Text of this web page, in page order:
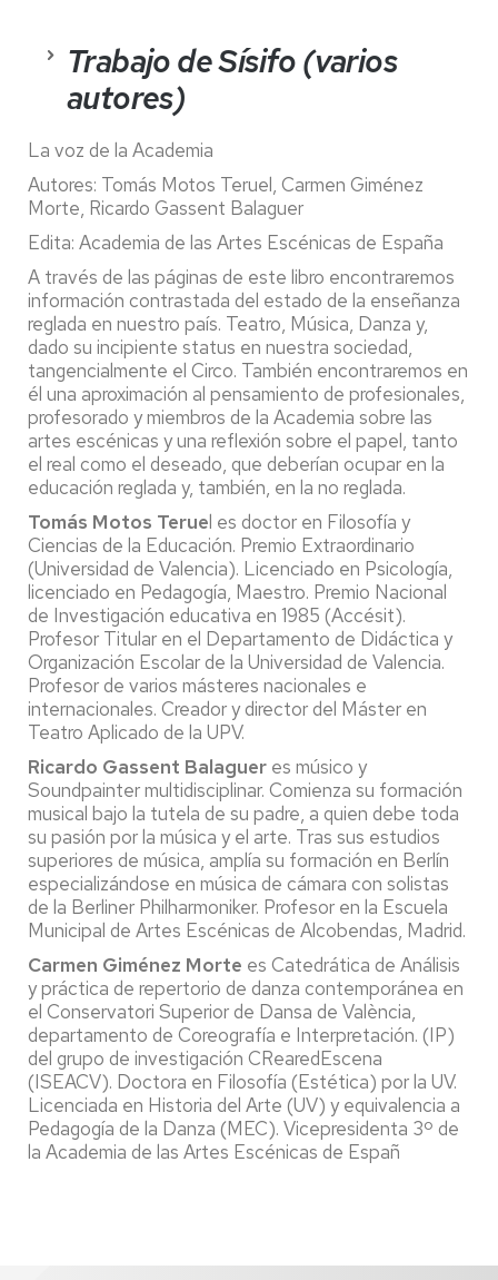
Trabajo de Sísifo (varios
autores)
La voz de la Academia
Autores: Tomás Motos Teruel, Carmen Giménez
Morte, Ricardo Gassent Balaguer
Edita: Academia de las Artes Escénicas de España
A través de las páginas de este libro encontraremos
información contrastada del estado de la enseñanza
reglada en nuestro país. Teatro, Música, Danza y,
dado su incipiente status en nuestra sociedad,
tangencialmente el Circo. También encontraremos en
él una aproximación al pensamiento de profesionales,
profesorado y miembros de la Academia sobre las
artes escénicas y una reflexión sobre el papel, tanto
el real como el deseado, que deberían ocupar en la
educación reglada y, también, en la no reglada.
Tomás Motos Teruel es doctor en Filosofía y
Ciencias de la Educación. Premio Extraordinario
(Universidad de Valencia). Licenciado en Psicología,
licenciado en Pedagogía, Maestro. Premio Nacional
de Investigación educativa en 1985 (Accésit).
Profesor Titular en el Departamento de Didáctica y
Organización Escolar de la Universidad de Valencia.
Profesor de varios másteres nacionales e
internacionales. Creador y director del Máster en
Teatro Aplicado de la UPV.
Ricardo Gassent Balaguer es músico y
Soundpainter multidisciplinar. Comienza su formación
musical bajo la tutela de su padre, a quien debe toda
su pasión por la música y el arte. Tras sus estudios
superiores de música, amplía su formación en Berlín
especializándose en música de cámara con solistas
de la Berliner Philharmoniker. Profesor en la Escuela
Municipal de Artes Escénicas de Alcobendas, Madrid.
Carmen Giménez Morte es Catedrática de Análisis
y práctica de repertorio de danza contemporánea en
el Conservatori Superior de Dansa de València,
departamento de Coreografía e Interpretación. (IP)
del grupo de investigación CRearedEscena
(ISEACV). Doctora en Filosofía (Estética) por la UV.
Licenciada en Historia del Arte (UV) y equivalencia a
Pedagogía de la Danza (MEC). Vicepresidenta 3º de
la Academia de las Artes Escénicas de Españ